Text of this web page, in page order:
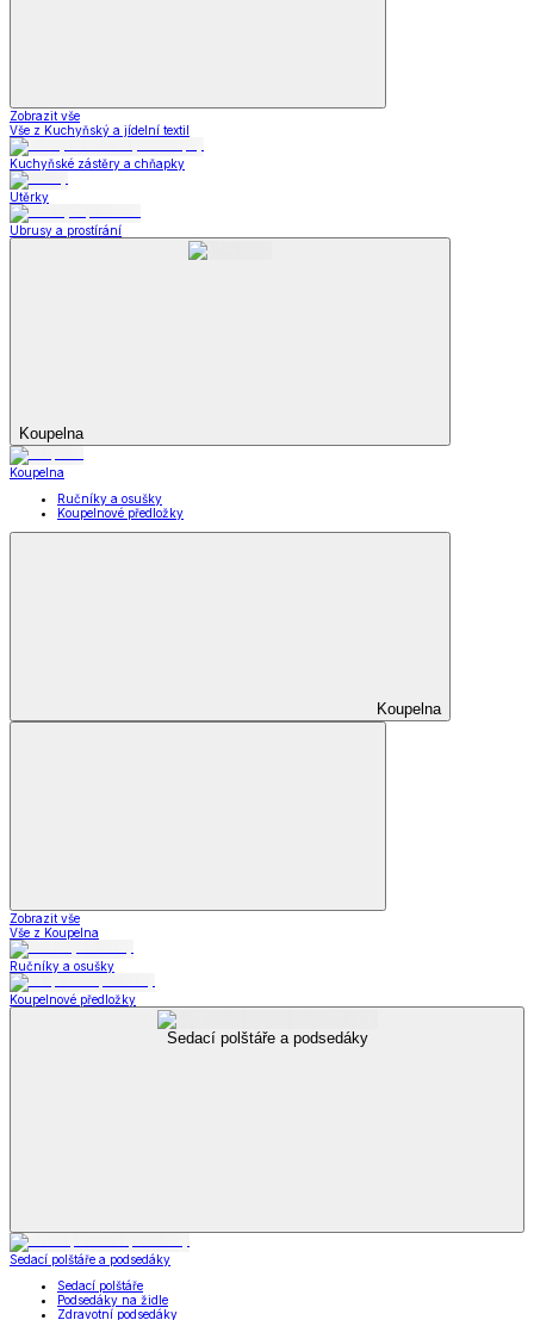
Zobrazit vše
Vše z Kuchyňský a jídelní textil
Kuchyňské zástěry a chňapky
Utěrky
Ubrusy a prostírání
Koupelna
Koupelna
Ručníky a osušky
Koupelnové předložky
Koupelna
Zobrazit vše
Vše z Koupelna
Ručníky a osušky
Koupelnové předložky
Sedací polštáře a podsedáky
Sedací polštáře a podsedáky
Sedací polštáře
Podsedáky na židle
Zdravotní podsedáky